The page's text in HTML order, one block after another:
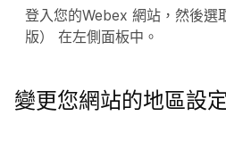
登入您的Webex 網站，然後選
版）
在左側面板中。
變更您網站的地區設